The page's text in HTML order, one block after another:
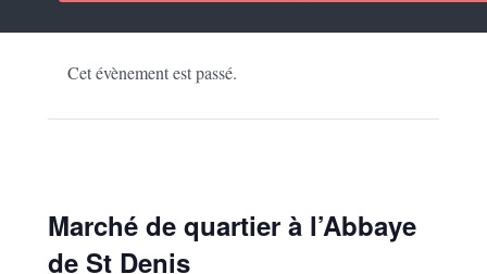
Cet évènement est passé.
Marché de quartier à l’Abbaye
de St Denis